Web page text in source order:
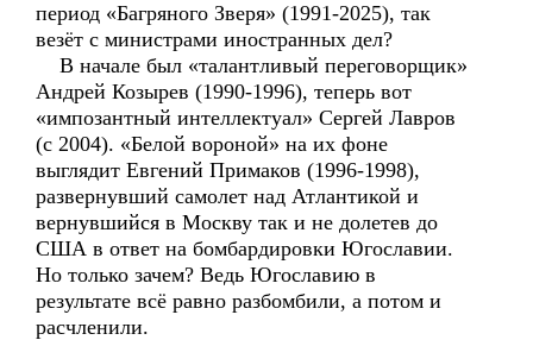
период «Багряного Зверя» (1991-2025), так
везёт с министрами иностранных дел?
В начале был «талантливый переговорщик»
Андрей Козырев (1990-1996), теперь вот
«импозантный интеллектуал» Сергей Лавров
(с 2004). «Белой вороной» на их фоне
выглядит Евгений Примаков (1996-1998),
развернувший самолет над Атлантикой и
вернувшийся в Москву так и не долетев до
США в ответ на бомбардировки Югославии.
Но только зачем? Ведь Югославию в
результате всё равно разбомбили, а потом и
расчленили.